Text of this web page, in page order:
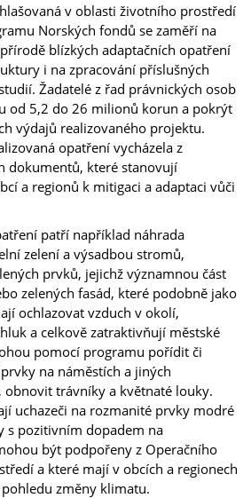
v oblasti životního prostředí
Norských fondů se zaměří na
blízkých adaptačních opatření
i na zpracování příslušných
Žadatelé z řad právnických osob
od 5,2 do 26 milionů korun a pokrýt
výdajů realizovaného projektu.
opatření vycházela z
dokumentů, které stanovují
a regionů k mitigaci a adaptaci vůči
patří například náhrada
zelení a výsadbou stromů,
prvků, jejichž významnou část
zelených fasád, které podobně jako
ochlazovat vzduch v okolí,
a celkově zatraktivňují městské
pomocí programu pořídit či
na náměstích a jiných
obnovit trávníky a květnaté louky.
uchazeči na rozmanité prvky modré
s pozitivním dopadem na
být podpořeny z Operačního
a které mají v obcích a regionech
změny klimatu.